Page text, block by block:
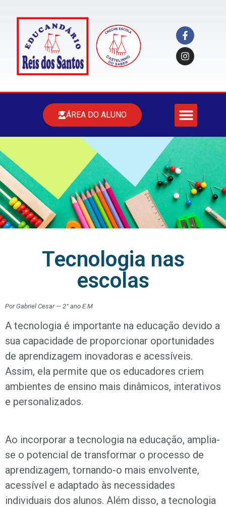
ÁREA DO ALUNO
Tecnologia nas
escolas
Por Gabriel Cesar — 2° ano E.M
A tecnologia é importante na educação devido a
sua capacidade de proporcionar oportunidades
de aprendizagem inovadoras e acessíveis.
Assim, ela permite que os educadores criem
ambientes de ensino mais dinâmicos, interativos
e personalizados.
Ao incorporar a tecnologia na educação, amplia-
se o potencial de transformar o processo de
aprendizagem, tornando-o mais envolvente,
acessível e adaptado às necessidades
individuais dos alunos. Além disso, a tecnologia